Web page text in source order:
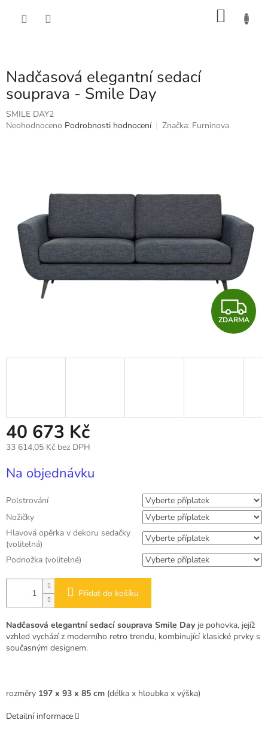
Nadčasová elegantní sedací
souprava - Smile Day
SMILE DAY2
Průměrné
Neohodnoceno Podrobnosti hodnocení Značka: Furninova
Z
D
A
ZDARMA
40 673 Kč
33 614,05 Kč bez DPH
cena:
Na objednávku
Polstrování
Nožičky
Hlavová opěrka v dekoru sedačky
(volitelná)
Podnožka (volitelné)
Přidat do košíku
Nadčasová elegantní sedací souprava Smile Day je pohovka, jejíž
vzhled vychází z moderního retro trendu, kombinující klasické prvky s
současným designem.
rozměry 197 x 93 x 85 cm (délka x hloubka x výška)
Detailní informace